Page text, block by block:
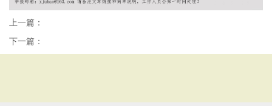
上一篇：
下一篇：